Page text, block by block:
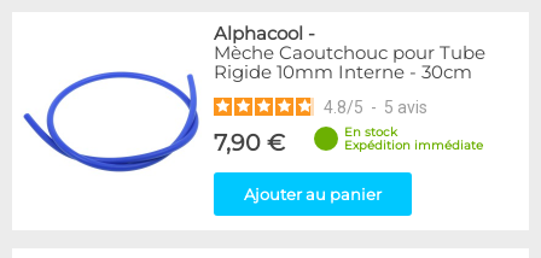
Alphacool -
Mèche Caoutchouc pour Tube
Rigide 10mm Interne - 30cm
4.8/5 - 5 avis
7,90 €
En stock
Expédition immédiate
Ajouter au panier